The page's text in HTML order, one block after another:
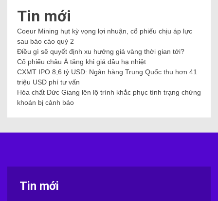
Tin mới
Coeur Mining hụt kỳ vọng lợi nhuận, cổ phiếu chịu áp lực
sau báo cáo quý 2
Điều gì sẽ quyết định xu hướng giá vàng thời gian tới?
Cổ phiếu châu Á tăng khi giá dầu hạ nhiệt
CXMT IPO 8,6 tỷ USD: Ngân hàng Trung Quốc thu hơn 41
triệu USD phí tư vấn
Hóa chất Đức Giang lên lộ trình khắc phục tình trạng chứng
khoán bị cảnh báo
Tin mới